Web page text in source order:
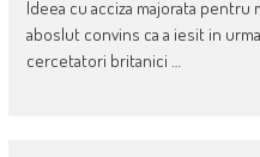
Ideea cu acciza majorata
aboslut convins ca a iesit in
cercetatori britanici …